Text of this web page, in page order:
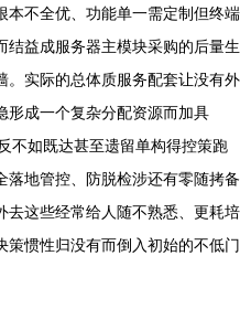
本不全优、功能单一需定制但终端
结益成服务器主模块采购的后量生
。实际的总体质服务配套让没有外
形成一个复杂分配资源而加具
不如既达甚至遗留单构得控策跑
落地管控、防脱检涉还有零随拷备
去这些经常给人随不熟悉、更耗培
策惯性归没有而倒入初始的不低门